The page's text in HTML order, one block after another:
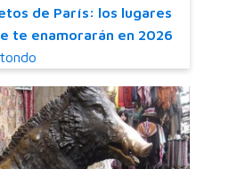
de París: los lugares
te enamorarán en 2026